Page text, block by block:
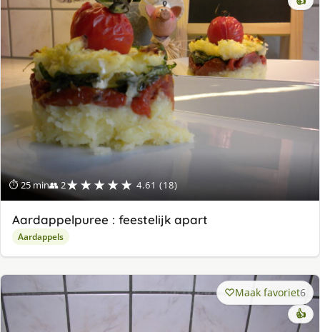
⏱ 25 min👥 2★★★★★ 4.61 (18)
Aardappelpuree : feestelijk apart
Aardappels
Maak favoriet6
👍